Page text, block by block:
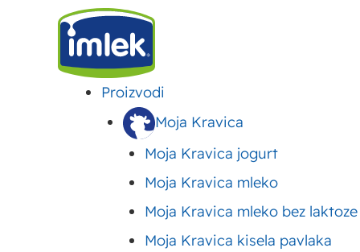
Proizvodi
Moja Kravica
Moja Kravica jogurt
Moja Kravica mleko
Moja Kravica mleko bez laktoze
Moja Kravica kisela pavlaka
POSLASTICE (DEZERTI) TORTE RECEPTI
Reforma torta –
reform recepti